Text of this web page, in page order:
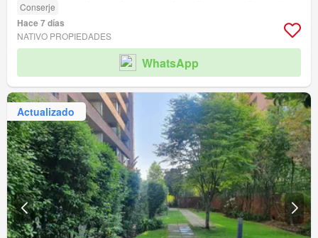
Conserje
Hace 7 días
NATIVO PROPIEDADES
WhatsApp
Actualizado